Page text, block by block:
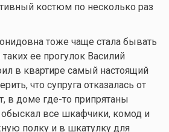
костюм по несколько раз
тоже чаще стала бывать
ее прогулок Василий
в квартире самый настоящий
что супруга отказалась от
в доме где-то припрятаны
все шкафчики, комод и
полку и в шкатулку для